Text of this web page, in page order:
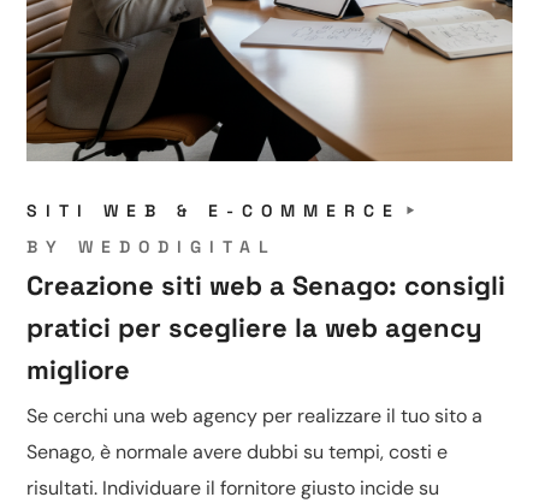
SITI WEB & E-COMMERCE
BYWEDODIGITAL
Creazione siti web a Senago: consigli
pratici per scegliere la web agency
migliore
Se cerchi una web agency per realizzare il tuo sito a
Senago, è normale avere dubbi su tempi, costi e
risultati. Individuare il fornitore giusto incide su